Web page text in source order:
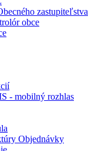
zastupiteľstva
obce
- mobilný rozhlas
Objednávky